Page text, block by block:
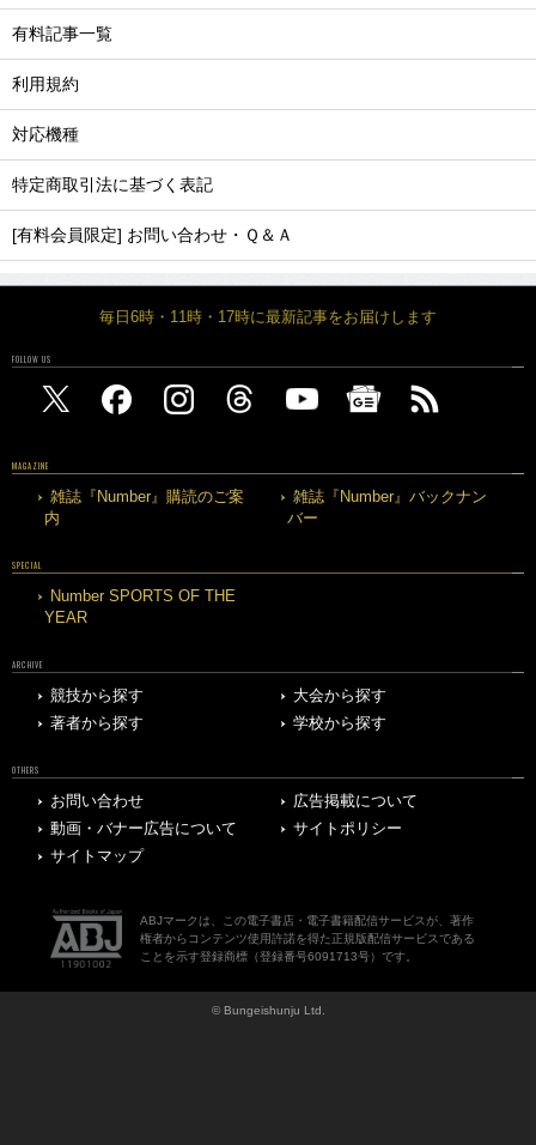
有料記事一覧
利用規約
対応機種
特定商取引法に基づく表記
[有料会員限定] お問い合わせ・Ｑ＆Ａ
毎日6時・11時・17時に最新記事をお届けします
FOLLOW US
MAGAZINE
雑誌『Number』購読のご案
内
雑誌『Number』バックナン
バー
SPECIAL
Number SPORTS OF THE
YEAR
ARCHIVE
競技から探す
大会から探す
著者から探す
学校から探す
OTHERS
お問い合わせ
広告掲載について
動画・バナー広告について
サイトポリシー
サイトマップ
ABJマークは、この電子書店・電子書籍配信サービスが、著作
権者からコンテンツ使用許諾を得た正規版配信サービスである
ことを示す登録商標（登録番号6091713号）です。
© Bungeishunju Ltd.